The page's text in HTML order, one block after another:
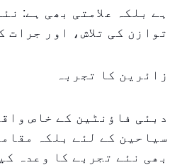
ہے بلکہ علامتی بھی ہے:
توازن کی تلاش، اور جرات
زائرین کا تجربہ
دبئی فاؤنٹین کے خاص
سیاحین کے لئے بلکہ
بھی نئے تجربے کا وعدہ